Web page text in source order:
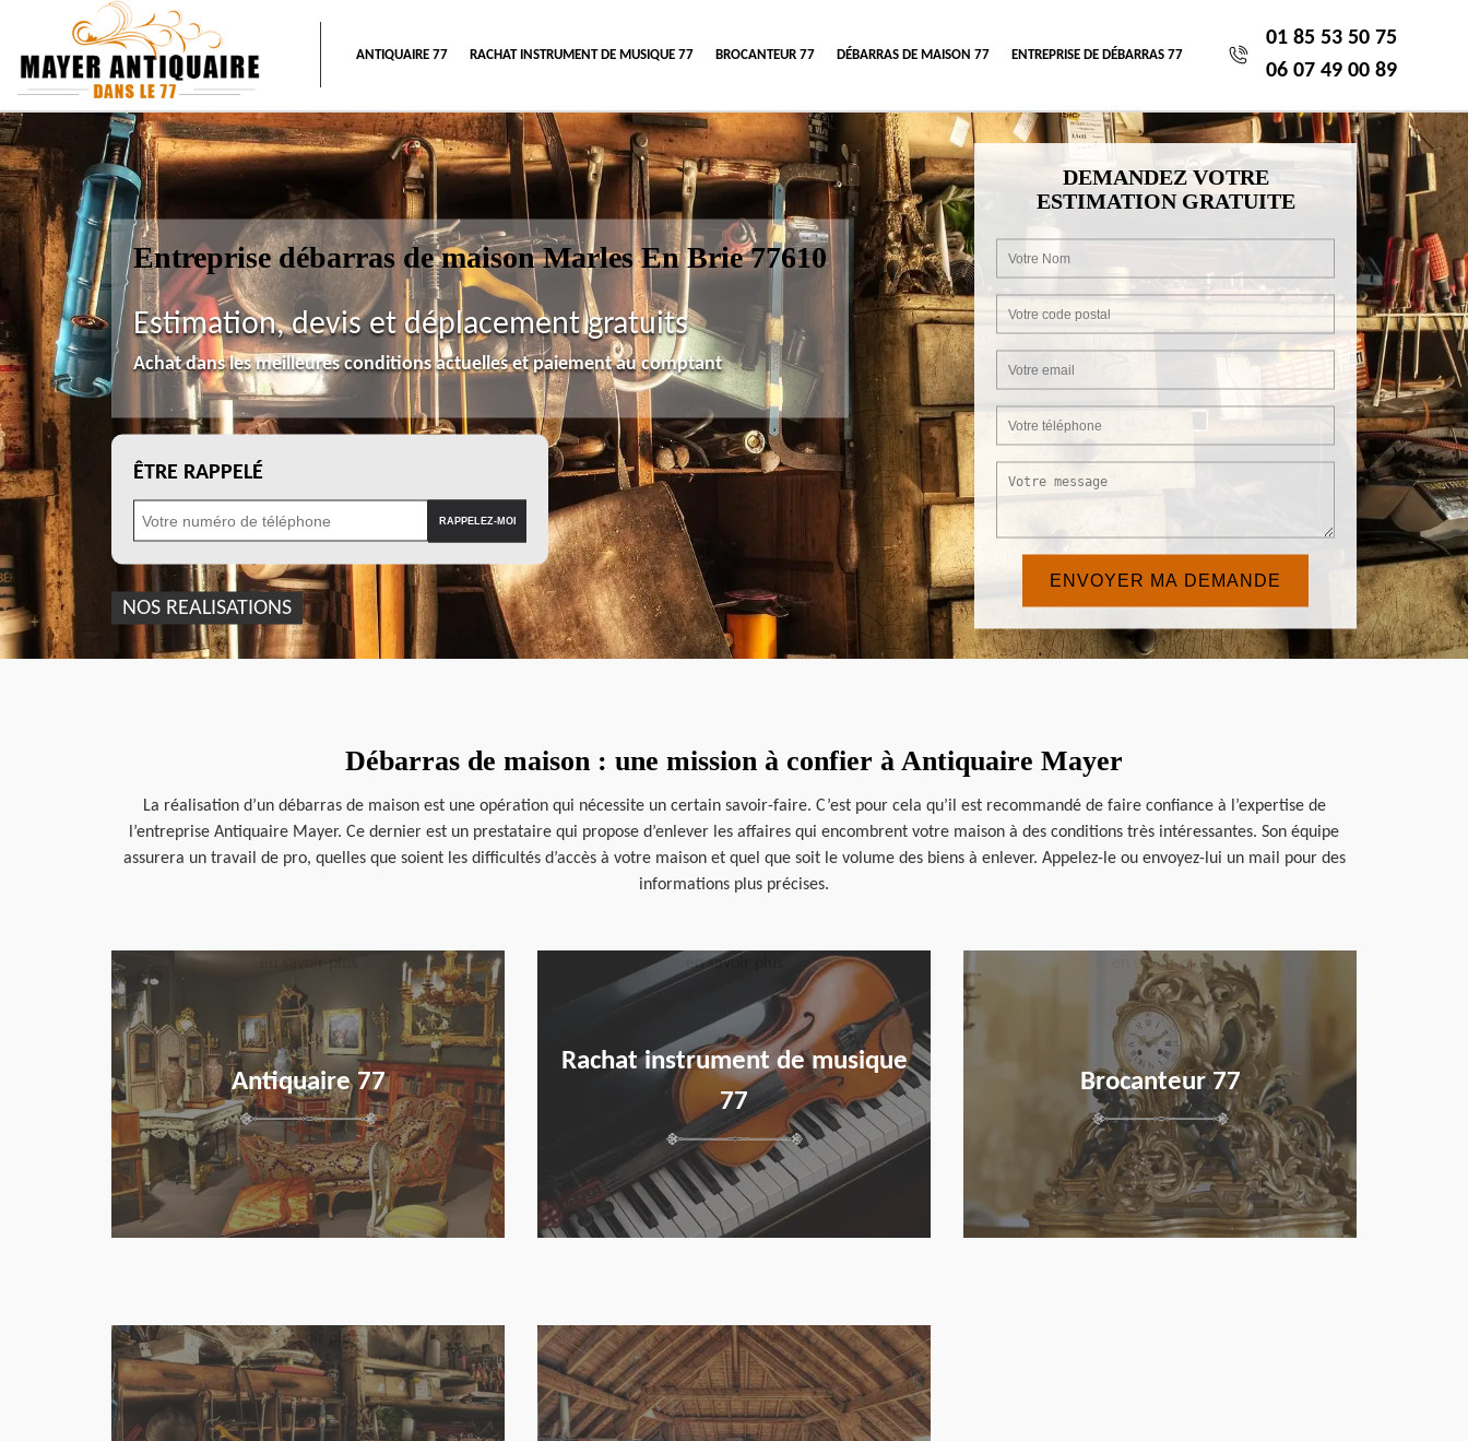
ANTIQUAIRE 77 RACHAT INSTRUMENT DE MUSIQUE 77 BROCANTEUR 77 DÉBARRAS DE MAISON 77 ENTREPRISE DE DÉBARRAS 77
01 85 53 50 75
06 07 49 00 89
Entreprise débarras de maison Marles En Brie 77610
Estimation, devis et déplacement gratuits
Achat dans les meilleures conditions actuelles et paiement au comptant
ÊTRE RAPPELÉ
NOS REALISATIONS
DEMANDEZ VOTRE
ESTIMATION GRATUITE
Débarras de maison : une mission à confier à Antiquaire Mayer
La réalisation d’un débarras de maison est une opération qui nécessite un certain savoir-faire. C’est pour cela qu’il est recommandé de faire confiance à l’expertise de
l’entreprise Antiquaire Mayer. Ce dernier est un prestataire qui propose d’enlever les affaires qui encombrent votre maison à des conditions très intéressantes. Son équipe
assurera un travail de pro, quelles que soient les difficultés d’accès à votre maison et quel que soit le volume des biens à enlever. Appelez-le ou envoyez-lui un mail pour des
informations plus précises.
Antiquaire 77
Rachat instrument de musique
77
en savoir plus
Brocanteur 77
en savoir plus
en savoir plus en savoir plus